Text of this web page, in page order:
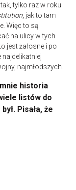
tylko raz w roku
, jak to tam
Więc to są
na ulicy w tych
jest żałosne i po
najmłodszych.
historia
listów do
Pisała, że